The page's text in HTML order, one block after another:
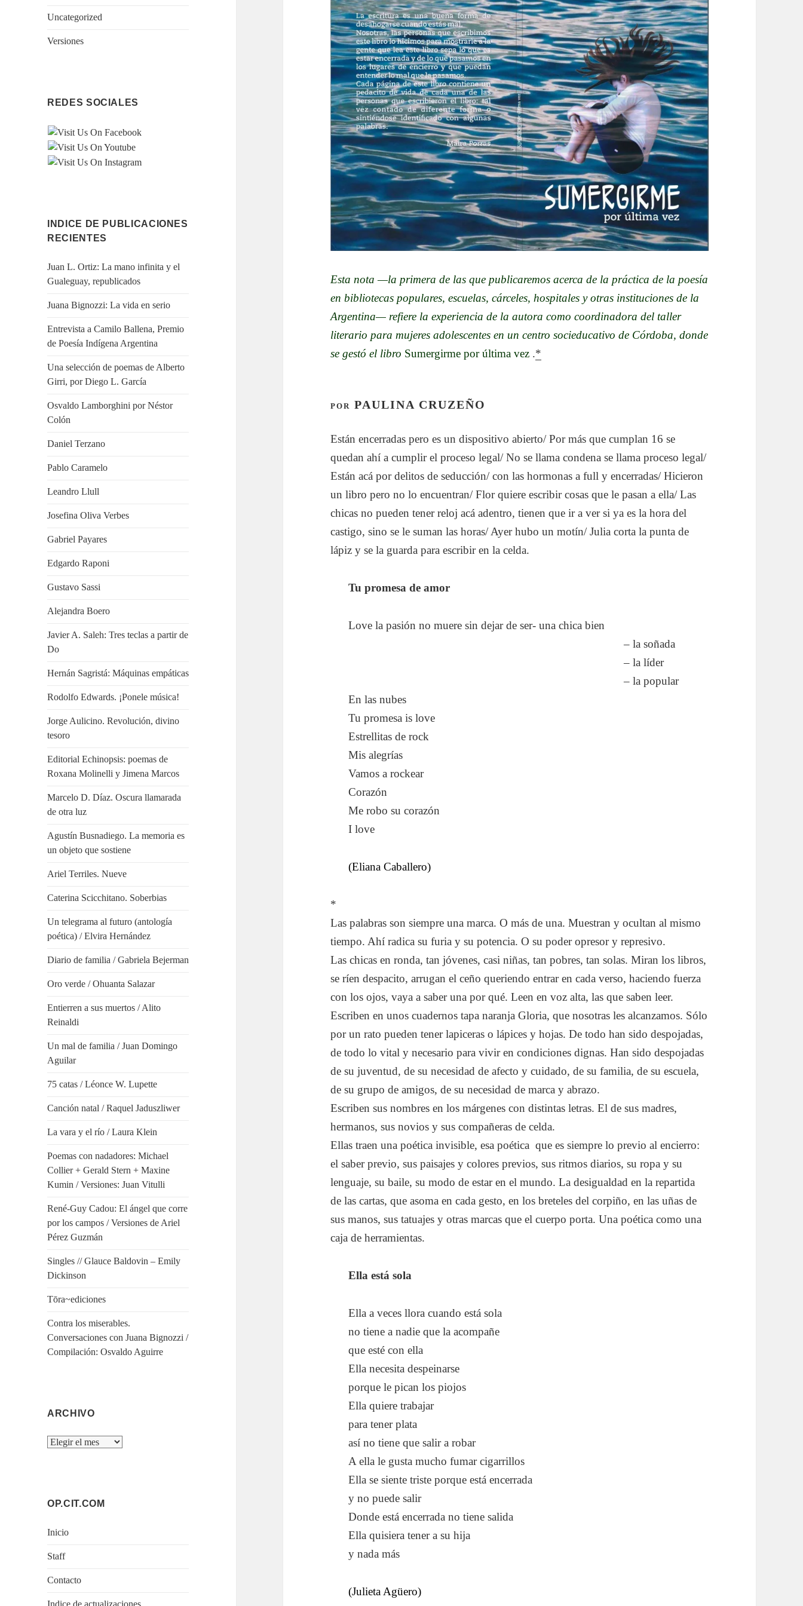
Uncategorized
Versiones
REDES SOCIALES
INDICE DE PUBLICACIONES
RECIENTES
Juan L. Ortiz: La mano infinita y el
Gualeguay, republicados
Juana Bignozzi: La vida en serio
Entrevista a Camilo Ballena, Premio
de Poesía Indígena Argentina
Una selección de poemas de Alberto
Girri, por Diego L. García
Osvaldo Lamborghini por Néstor
Colón
Daniel Terzano
Pablo Caramelo
Leandro Llull
Josefina Oliva Verbes
Gabriel Payares
Edgardo Raponi
Gustavo Sassi
Alejandra Boero
Javier A. Saleh: Tres teclas a partir de
Do
Hernán Sagristá: Máquinas empáticas
Rodolfo Edwards. ¡Ponele música!
Jorge Aulicino. Revolución, divino
tesoro
Editorial Echinopsis: poemas de
Roxana Molinelli y Jimena Marcos
Marcelo D. Díaz. Oscura llamarada
de otra luz
Agustín Busnadiego. La memoria es
un objeto que sostiene
Ariel Terriles. Nueve
Caterina Scicchitano. Soberbias
Un telegrama al futuro (antología
poética) / Elvira Hernández
Diario de familia / Gabriela Bejerman
Oro verde / Ohuanta Salazar
Entierren a sus muertos / Alito
Reinaldi
Un mal de familia / Juan Domingo
Aguilar
75 catas / Léonce W. Lupette
Canción natal / Raquel Jaduszliwer
La vara y el río / Laura Klein
Poemas con nadadores: Michael
Collier + Gerald Stern + Maxine
Kumin / Versiones: Juan Vitulli
René-Guy Cadou: El ángel que corre
por los campos / Versiones de Ariel
Pérez Guzmán
Singles // Glauce Baldovin – Emily
Dickinson
Tōra~ediciones
Contra los miserables.
Conversaciones con Juana Bignozzi /
Compilación: Osvaldo Aguirre
ARCHIVO
Archivo
OP.CIT.COM
Inicio
Staff
Contacto
Esta nota —la primera de las que publicaremos acerca de la práctica de la poesía
en bibliotecas populares, escuelas, cárceles, hospitales y otras instituciones de la
Argentina— refiere la experiencia de la autora como coordinadora del taller
literario para mujeres adolescentes en un centro socieducativo de Córdoba, donde
se gestó el libro Sumergirme por última vez .*
POR PAULINA CRUZEÑO
Están encerradas pero es un dispositivo abierto/ Por más que cumplan 16 se
quedan ahí a cumplir el proceso legal/ No se llama condena se llama proceso legal/
Están acá por delitos de seducción/ con las hormonas a full y encerradas/ Hicieron
un libro pero no lo encuentran/ Flor quiere escribir cosas que le pasan a ella/ Las
chicas no pueden tener reloj acá adentro, tienen que ir a ver si ya es la hora del
castigo, sino se le suman las horas/ Ayer hubo un motín/ Julia corta la punta de
lápiz y se la guarda para escribir en la celda.
Tu promesa de amor
Love la pasión no muere sin dejar de ser- una chica bien
……………………………………………………………….– la soñada
……………………………………………………………….– la líder
……………………………………………………………….– la popular
En las nubes
Tu promesa is love
Estrellitas de rock
Mis alegrías
Vamos a rockear
Corazón
Me robo su corazón
I love
(Eliana Caballero)
*
Las palabras son siempre una marca. O más de una. Muestran y ocultan al mismo
tiempo. Ahí radica su furia y su potencia. O su poder opresor y represivo.
Las chicas en ronda, tan jóvenes, casi niñas, tan pobres, tan solas. Miran los libros,
se ríen despacito, arrugan el ceño queriendo entrar en cada verso, haciendo fuerza
con los ojos, vaya a saber una por qué. Leen en voz alta, las que saben leer.
Escriben en unos cuadernos tapa naranja Gloria, que nosotras les alcanzamos. Sólo
por un rato pueden tener lapiceras o lápices y hojas. De todo han sido despojadas,
de todo lo vital y necesario para vivir en condiciones dignas. Han sido despojadas
de su juventud, de su necesidad de afecto y cuidado, de su familia, de su escuela,
de su grupo de amigos, de su necesidad de marca y abrazo.
Escriben sus nombres en los márgenes con distintas letras. El de sus madres,
hermanos, sus novios y sus compañeras de celda.
Ellas traen una poética invisible, esa poética que es siempre lo previo al encierro:
el saber previo, sus paisajes y colores previos, sus ritmos diarios, su ropa y su
lenguaje, su baile, su modo de estar en el mundo. La desigualdad en la repartida
de las cartas, que asoma en cada gesto, en los breteles del corpiño, en las uñas de
sus manos, sus tatuajes y otras marcas que el cuerpo porta. Una poética como una
caja de herramientas.
Ella está sola
Ella a veces llora cuando está sola
no tiene a nadie que la acompañe
que esté con ella
Ella necesita despeinarse
porque le pican los piojos
Ella quiere trabajar
para tener plata
así no tiene que salir a robar
A ella le gusta mucho fumar cigarrillos
Ella se siente triste porque está encerrada
y no puede salir
Donde está encerrada no tiene salida
Ella quisiera tener a su hija
y nada más
(Julieta Agüero)